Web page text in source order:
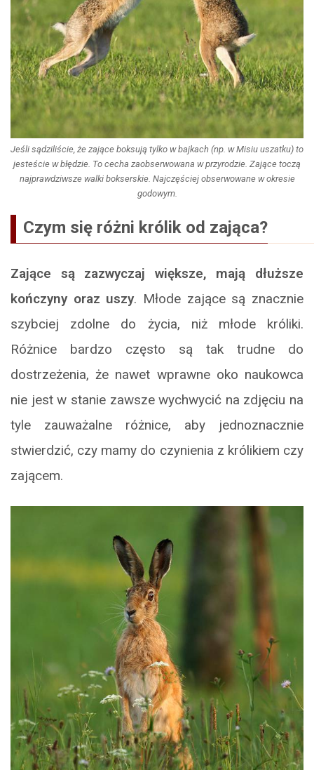
Jeśli sądziliście, że zające boksują tylko w bajkach (np. w Misiu uszatku) to
jesteście w błędzie. To cecha zaobserwowana w przyrodzie. Zające toczą
najprawdziwsze walki bokserskie. Najczęściej obserwowane w okresie
godowym.
Czym się różni królik od zająca?
Zające są zazwyczaj większe, mają dłuższe
kończyny oraz uszy. Młode zające są znacznie
szybciej zdolne do życia, niż młode króliki.
Różnice bardzo często są tak trudne do
dostrzeżenia, że nawet wprawne oko naukowca
nie jest w stanie zawsze wychwycić na zdjęciu na
tyle zauważalne różnice, aby jednoznacznie
stwierdzić, czy mamy do czynienia z królikiem czy
zającem.